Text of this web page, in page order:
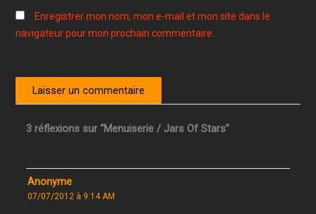
Enregistrer mon nom, mon e-mail et mon site dans le
navigateur pour mon prochain commentaire.
3 réflexions sur “Menuiserie / Jars Of Stars”
Anonyme
07/07/2012 à 9:14 AM